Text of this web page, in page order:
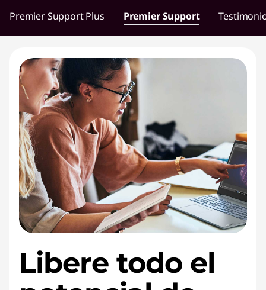
Premier Support Plus Premier Support
Libere todo el